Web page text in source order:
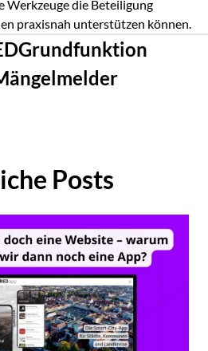
Werkzeuge die Beteiligung
praxisnah unterstützen können.
Grundfunktion
Posts